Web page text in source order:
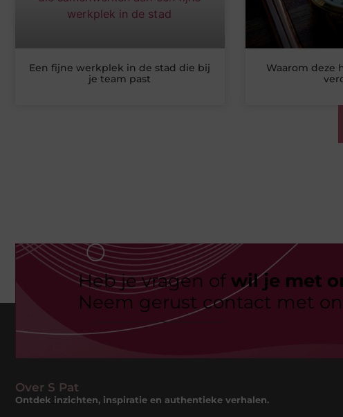
Een fijne werkplek in de stad die bij
je team past
Waarom deze
Heb je vragen of wil je met
Neem gerust contact met
Over S Pat
Ontdek inzichten, inspiratie en authentieke verhalen.